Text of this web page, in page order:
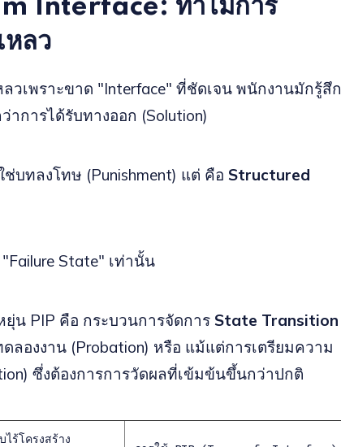
Interface: ทำไมการ
หลว
วเพราะขาด "Interface" ที่ชัดเจน พนักงานมักรู้สึก
าการได้รับทางออก (Solution)
บทลงโทษ (Punishment) แต่ คือ Structured
State" เท่านั้น
น PIP คือ กระบวนการจัดการ State Transition
ลองงาน (Probation) หรือ แม้แต่การเตรียมความ
ซึ่งต้องการการวัดผลที่เข้มข้นขึ้นกว่าปกติ
ร้โครงสร้าง